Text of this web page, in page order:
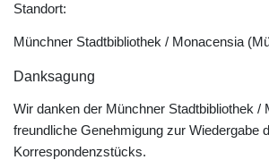
Standort:
Münchner Stadtbibliothek / Monacensia
Danksagung
Wir danken der Münchner Stadtbibliothek /
freundliche Genehmigung zur Wiedergabe
Korrespondenzstücks.